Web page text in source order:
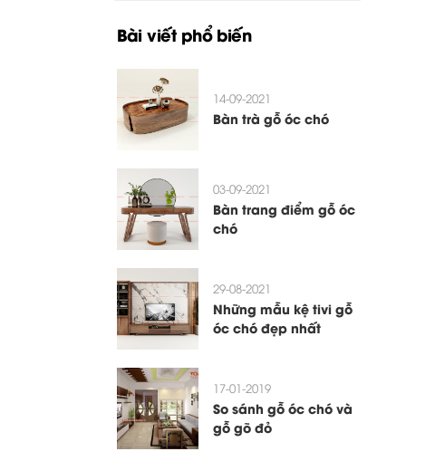
Bài viết phổ biến
14-09-2021
Bàn trà gỗ óc chó
03-09-2021
Bàn trang điểm gỗ óc
chó
29-08-2021
Những mẫu kệ tivi gỗ
óc chó đẹp nhất
17-01-2019
So sánh gỗ óc chó và
gỗ gõ đỏ